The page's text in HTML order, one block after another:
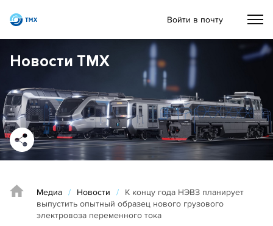
Войти в почту
Новости ТМХ
Медиа / Новости /
К концу года НЭВЗ планирует
выпустить опытный образец нового грузового
электровоза переменного тока